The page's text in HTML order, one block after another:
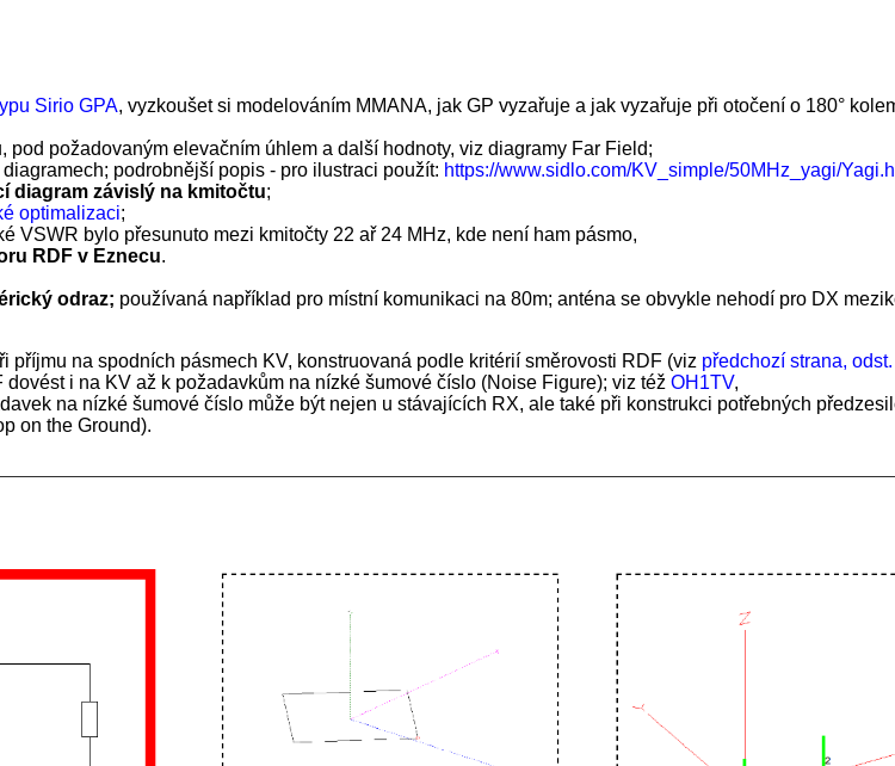
Sirio GPA, vyzkoušet si modelováním MMANA, jak GP vyzařuje a jak vyzařuje při otočení o 180°
požadovaným elevačním úhlem a další hodnoty, viz diagramy Far Field;
podrobnější popis - pro ilustraci použít: https://www.sidlo.com/KV_simple/50MHz_yagi/
diagram závislý na kmitočtu;
optimalizaci;
bylo přesunuto mezi kmitočty 22 ař 24 MHz, kde není ham pásmo,
RDF v Eznecu.
odraz; používaná například pro místní komunikaci na 80m; anténa se obvykle nehodí pro DX
na spodních pásmech KV, konstruovaná podle kritérií směrovosti RDF (viz předchozí strana,
i na KV až k požadavkům na nízké šumové číslo (Noise Figure); viz též OH1TV,
na nízké šumové číslo může být nejen u stávajících RX, ale také při konstrukci potřebných
on the Ground).